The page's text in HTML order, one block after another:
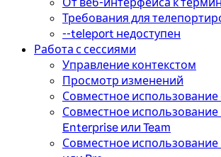
Требования для
--teleport недоступен
Работа с сессиями
Управление контекстом
Просмотр изменений
Совместное использование
Совместное использование
Enterprise или Team
Совместное использование